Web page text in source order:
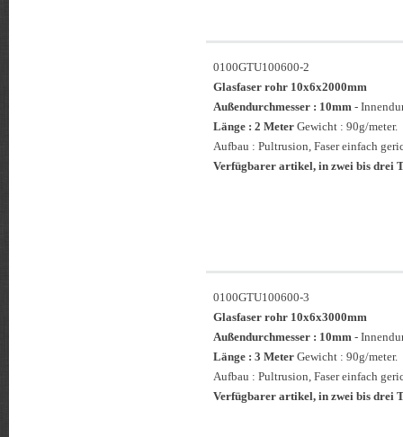
0100GTU100600-2
Glasfaser rohr 10x6x2000mm
Außendurchmesser : 10mm -
Länge : 2 Meter Gewicht : 90g/meter.
Aufbau : Pultrusion, Faser einfach
Verfügbarer artikel, in zwei bis drei
0100GTU100600-3
Glasfaser rohr 10x6x3000mm
Außendurchmesser : 10mm -
Länge : 3 Meter Gewicht : 90g/meter.
Aufbau : Pultrusion, Faser einfach
Verfügbarer artikel, in zwei bis drei